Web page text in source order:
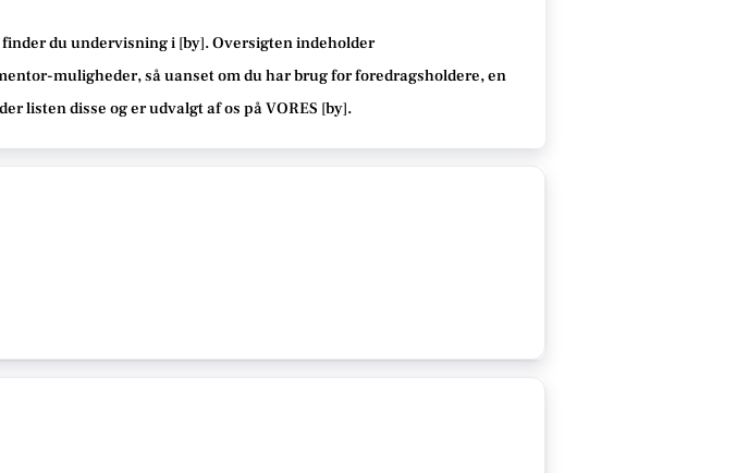
du undervisning i [by].Oversigten indeholder
muligheder, så uanset om du har brug for foredragsholdere, en
listen disse og er udvalgt af os på VORES [by].